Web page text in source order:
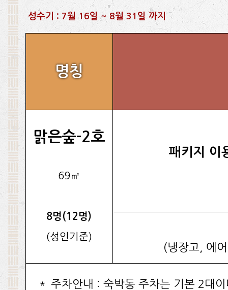
성수기 : 7월 16일 ~ 8월 31일 까지
명칭
맑은숲-2호
69㎡
8명(12명)
(성인기준)
패키지 이
(냉장고, 에
＊ 주차안내 : 숙박동 주차는 기본 2대